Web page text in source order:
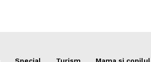
Special Turism Mama si copilul